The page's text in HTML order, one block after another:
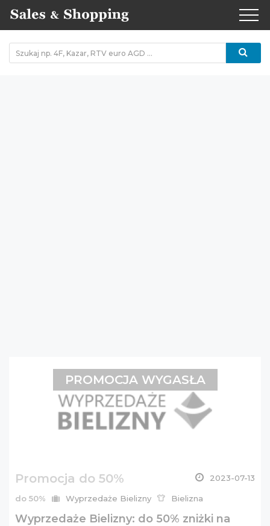
Promocja do 50% 2023-07-13
do 50% Wyprzedaże Bielizny Bielizna
Wyprzedaże Bielizny: do 50% zniżki na
PROMOCJA WYGASŁA